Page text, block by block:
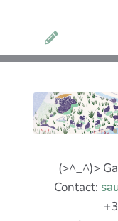
(>^_^)>
Contact: